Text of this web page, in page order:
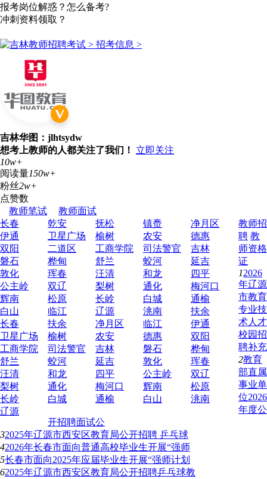
报考岗位解惑？怎么备考?
冲刺资料领取？
吉林华图：jlhtsydw
想考上教师的人都关注了我们！
立即关注
10w+
阅读量150w+
粉丝2w+
点赞数
教师笔试
教师面试
长春
乾安 抚松 镇赉
净月区
伊通
卫星广场 榆树 农安
德惠
双阳
二道区 工商学院 司法警官
吉林
磐石
桦甸 舒兰 蛟河
延吉
敦化
珲春 汪清 和龙
四平
公主岭
双辽 梨树 通化
梅河口
辉南
松原 长岭 白城
通榆
白山
临江 辽源 洮南
扶余
长春
扶余 净月区 临江
伊通
卫星广场
榆树 农安 德惠
双阳
工商学院
司法警官 吉林 磐石
桦甸
舒兰
蛟河 延吉 敦化
珲春
汪清
和龙 四平 公主岭
双辽
梨树
通化 梅河口 辉南
松原
长岭
白城 通榆 白山
洮南
辽源
教师招
聘 教
师资格
证
12026
年辽源
市教育
专业技
术人才
校园招
聘补充
2教育
部直属
事业单
位2026
年度公
开招聘面试公
32025年辽源市西安区教育局公开招聘 乒乓球
42026年长春市面向普通高校毕业生开展“强师
5长春市面向2025年应届毕业生开展“强师计划
62025年辽源市西安区教育局公开招聘乒乓球教